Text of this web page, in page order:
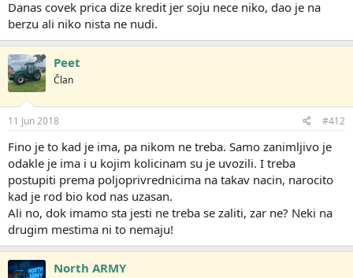
Danas covek prica dize kredit jer soju nece niko, dao je na
berzu ali niko nista ne nudi.
Peet
Član
11 Jun 2018 #412
Fino je to kad je ima, pa nikom ne treba. Samo zanimljivo je
odakle je ima i u kojim kolicinam su je uvozili. I treba
postupiti prema poljoprivrednicima na takav nacin, narocito
kad je rod bio kod nas uzasan.
Ali no, dok imamo sta jesti ne treba se zaliti, zar ne? Neki na
drugim mestima ni to nemaju!
North ARMY